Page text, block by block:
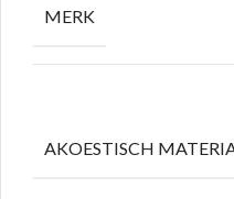
MERK
AKOESTISCH